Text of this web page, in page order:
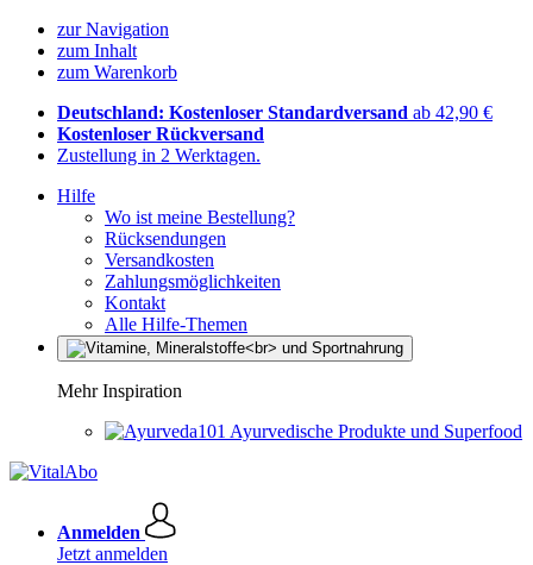
zur Navigation
zum Inhalt
zum Warenkorb
Deutschland: Kostenloser Standardversand ab 42,90 €
Kostenloser Rückversand
Zustellung in 2 Werktagen.
Hilfe
Wo ist meine Bestellung?
Rücksendungen
Versandkosten
Zahlungsmöglichkeiten
Kontakt
Alle Hilfe-Themen
Mehr Inspiration
Ayurvedische Produkte und Superfood
Anmelden
Jetzt anmelden